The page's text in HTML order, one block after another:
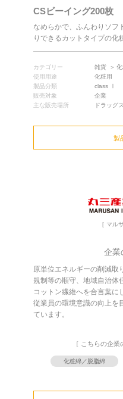
CSビーイング200枚
なめらかで、ふんわりソフ
りできるカットタイプの化
カテゴリー 雑貨
使用用途
化粧用
製品分類
class Ⅰ
販売対象
企業
主な販売場所
ドラッグ
製
［ マル
企業
原単位エネルギーの削減取
規制等の順守、地域自治体
コットン繊維へを合言葉に
従業員の環境意識の向上を
ています。
［ こちらの企業
化粧綿／脱脂綿